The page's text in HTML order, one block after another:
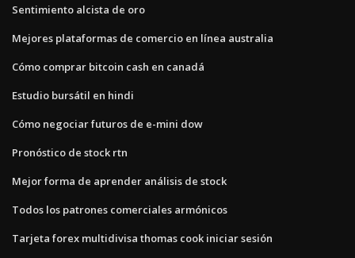
Sentimiento alcista de oro
Mejores plataformas de comercio en línea australia
Cómo comprar bitcoin cash en canadá
Estudio bursátil en hindi
Cómo negociar futuros de e-mini dow
Pronóstico de stock rtn
Mejor forma de aprender análisis de stock
Todos los patrones comerciales armónicos
Tarjeta forex multidivisa thomas cook iniciar sesión